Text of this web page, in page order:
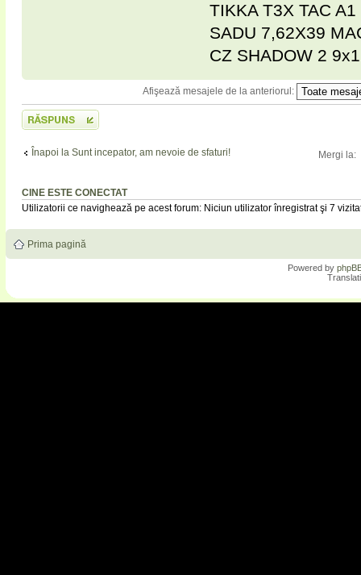
TIKKA T3X TAC
SADU 7,62X39
CZ SHADOW 2
Afişează mesajele de la anteriorul:
Scrie un răspuns
Înapoi la Sunt incepator, am nevoie de sfaturi! Mergi la:
CINE ESTE CONECTAT
Utilizatorii ce navighează pe acest forum: Niciun utilizator înregistrat şi 7
Prima pagină
Powered by